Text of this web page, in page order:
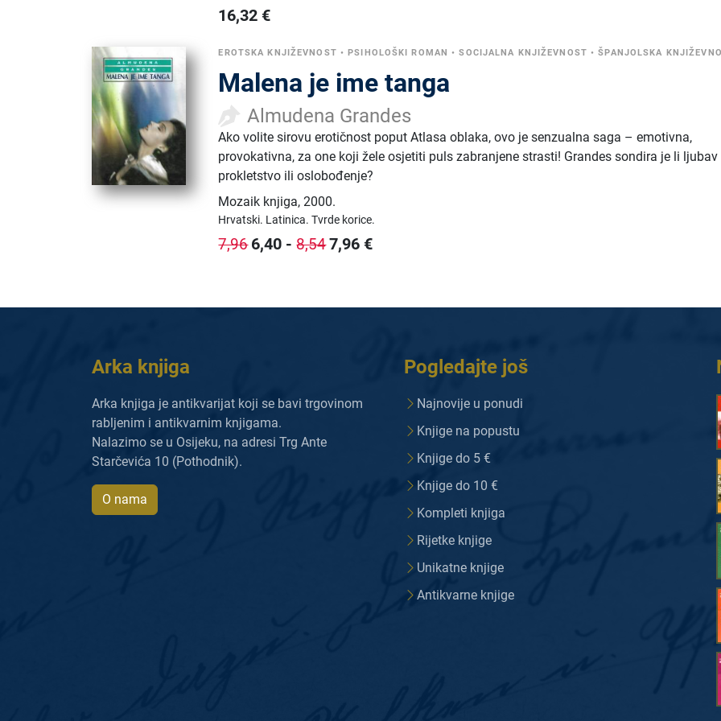
16,32 €
EROTSKA KNJIŽEVNOST •PSIHOLOŠKI ROMAN •SOCIJALNA KNJIŽEVNOST •ŠPANJOLSKA
Malena je ime tanga
Almudena Grandes
Ako volite sirovu erotičnost poput Atlasa oblaka, ovo je senzualna saga – emotivna,
provokativna, za one koji žele osjetiti puls zabranjene strasti! Grandes sondira je li ljubav
prokletstvo ili oslobođenje?
Mozaik knjiga,2000.
Hrvatski. Latinica.Tvrde korice.
7,966,40 -8,547,96 €
Arka knjiga
Arka knjiga je antikvarijat koji se bavi trgovinom
rabljenim i antikvarnim knjigama.
Nalazimo se u Osijeku, na adresi Trg Ante
Starčevića 10 (Pothodnik).
O nama
Pogledajte još
Najnovije u ponudi
Knjige na popustu
Knjige do 5 €
Knjige do 10 €
Kompleti knjiga
Rijetke knjige
Unikatne knjige
Antikvarne knjige